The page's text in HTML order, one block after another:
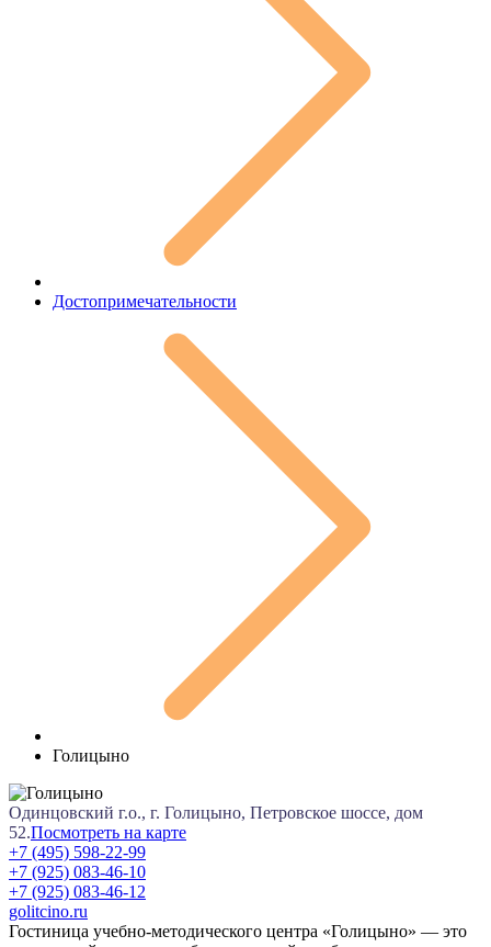
Достопримечательности
Голицыно
Одинцовский г.о., г. Голицыно, Петровское шоссе, дом
52.Посмотреть на карте
+7 (495) 598-22-99
+7 (925) 083-46-10
+7 (925) 083-46-12
golitcino.ru
Гостиница учебно-методического центра «Голицыно» — это